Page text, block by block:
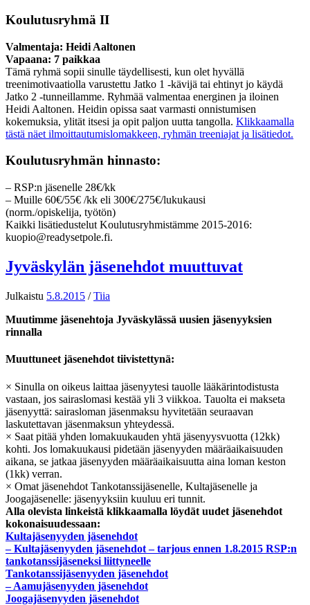
Koulutusryhmä II
Valmentaja: Heidi Aaltonen
Vapaana: 7 paikkaa
Tämä ryhmä sopii sinulle täydellisesti, kun olet hyvällä
treenimotivaatiolla varustettu Jatko 1 -kävijä tai ehtinyt jo käydä
Jatko 2 -tunneillamme. Ryhmää valmentaa energinen ja iloinen
Heidi Aaltonen. Heidin opissa saat varmasti onnistumisen
kokemuksia, ylität itsesi ja opit paljon uutta tangolla. Klikkaamalla
tästä näet ilmoittautumislomakkeen, ryhmän treeniajat ja lisätiedot.
Koulutusryhmän hinnasto:
– RSP:n jäsenelle 28€/kk
– Muille 60€/55€ /kk eli 300€/275€/lukukausi
(norm./opiskelija, työtön)
Kaikki lisätiedustelut Koulutusryhmistämme 2015-2016:
kuopio@readysetpole.fi.
Jyväskylän jäsenehdot muuttuvat
Julkaistu 5.8.2015 /Tiia
Muutimme jäsenehtoja Jyväskylässä uusien jäsenyyksien
rinnalla
Muuttuneet jäsenehdot tiivistettynä:
× Sinulla on oikeus laittaa jäsenyytesi tauolle lääkärintodistusta
vastaan, jos sairaslomasi kestää yli 3 viikkoa. Tauolta ei makseta
jäsenyyttä: sairasloman jäsenmaksu hyvitetään seuraavan
laskutettavan jäsenmaksun yhteydessä.
× Saat pitää yhden lomakuukauden yhtä jäsenyysvuotta (12kk)
kohti. Jos lomakuukausi pidetään jäsenyyden määräaikaisuuden
aikana, se jatkaa jäsenyyden määräaikaisuutta aina loman keston
(1kk) verran.
× Omat jäsenehdot Tankotanssijäsenelle, Kultajäsenelle ja
Joogajäsenelle: jäsenyyksiin kuuluu eri tunnit.
Alla olevista linkeistä klikkaamalla löydät uudet jäsenehdot
kokonaisuudessaan:
Kultajäsenyyden jäsenehdot
– Kultajäsenyyden jäsenehdot – tarjous ennen 1.8.2015 RSP:n
tankotanssijäseneksi liittyneelle
Tankotanssijäsenyyden jäsenehdot
– Aamujäsenyyden jäsenehdot
Joogajäsenyyden jäsenehdot